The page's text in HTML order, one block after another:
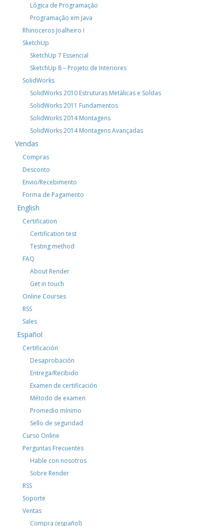
Lógica de Programação
Programação em Java
Rhinoceros Joalheiro I
SketchUp
SketchUp 7 Essencial
SketchUp 8 – Projeto de Interiores
SolidWorks
SolidWorks 2010 Estruturas Metálicas e Soldas
SolidWorks 2011 Fundamentos
SolidWorks 2014 Montagens
SolidWorks 2014 Montagens Avançadas
Vendas
Compras
Desconto
Envio/Recebimento
Forma de Pagamento
English
Certification
Certification test
Testing method
FAQ
About Render
Get in touch
Online Courses
RSS
Sales
Español
Certificación
Desaprobación
Entrega/Recibido
Examen de certificación
Método de examen
Promedio mínimo
Sello de seguridad
Curso Online
Perguntas Frecuentes
Hable con nosotros
Sobre Render
RSS
Soporte
Ventas
Compra (español)